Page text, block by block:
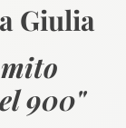
Giulia
900"